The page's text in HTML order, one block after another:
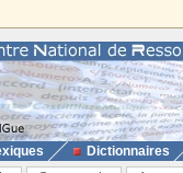
Dictionnaires